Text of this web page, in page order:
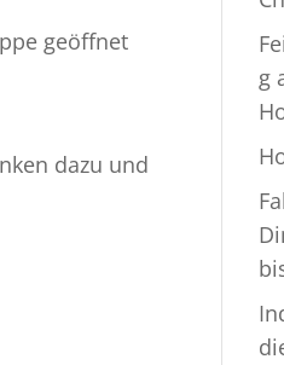
geöffnet
dazu und
g